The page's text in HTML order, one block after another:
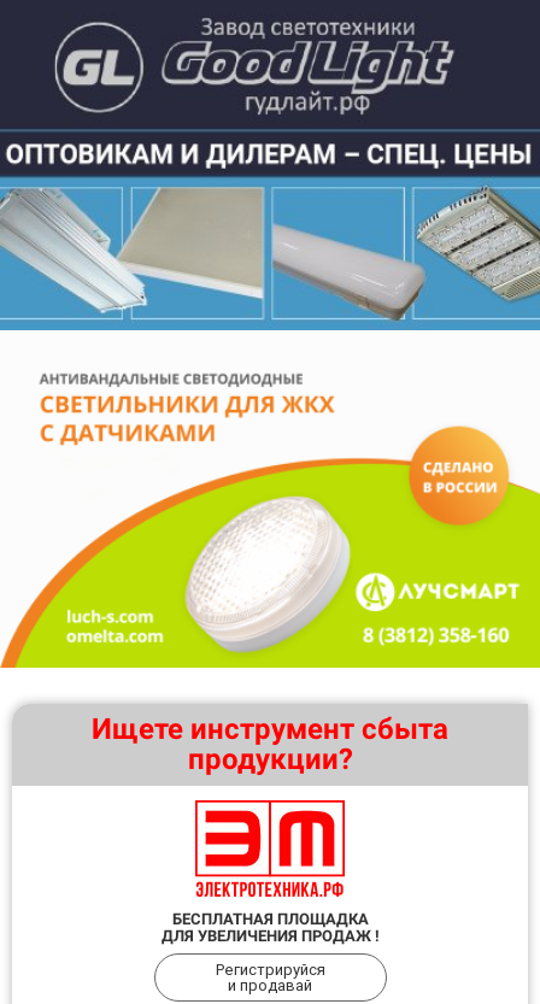
Ищете инструмент сбыта
продукции?
БЕСПЛАТНАЯ ПЛОЩАДКА
ДЛЯ УВЕЛИЧЕНИЯ ПРОДАЖ !
Регистрируйся
и продавай